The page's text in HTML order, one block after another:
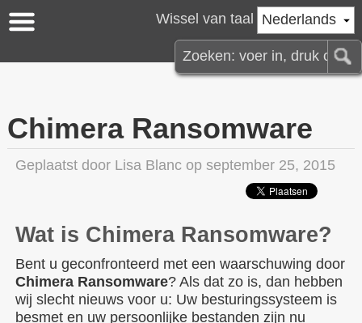
Nederlands
Wissel van taal
Chimera Ransomware
Geplaatst door Lisa Blanc op september 25, 2015
Wat is Chimera Ransomware?
Bent u geconfronteerd met een waarschuwing door
Chimera Ransomware? Als dat zo is, dan hebben
wij slecht nieuws voor u: Uw besturingssysteem is
besmet en uw persoonlijke bestanden zijn nu